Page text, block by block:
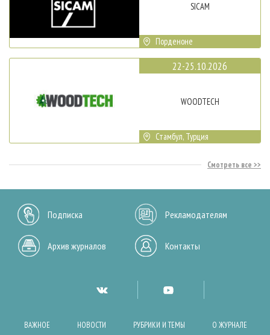
SICAM
Порденоне
22-25.10.2026
WOODTECH
Стамбул, Турция
Смотреть все
Подписка Рекламодателям
Архив журналов Контакты
ВАЖНОЕ НОВОСТИ РУБРИКИ И ТЕМЫ О ЖУРНАЛЕ